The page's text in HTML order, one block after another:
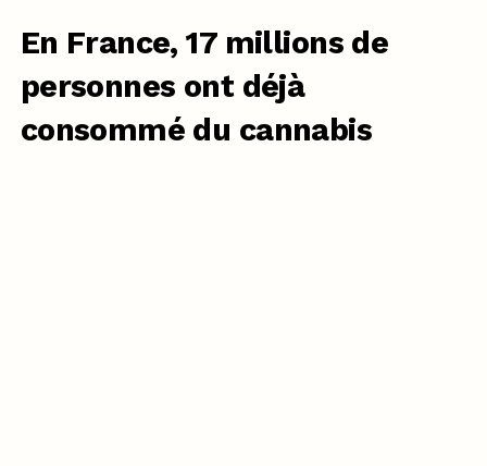
En France, 17 millions de
personnes ont déjà
consommé du cannabis